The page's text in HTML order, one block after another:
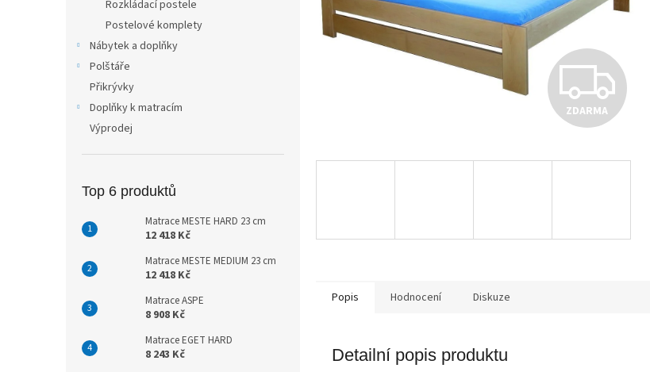
Rozkládací postele
Postelové komplety
Nábytek a doplňky
Polštáře
Přikrývky
Doplňky k matracím
Výprodej
Top 6 produktů
Matrace MESTE HARD 23 cm
12 418 Kč
Matrace MESTE MEDIUM 23 cm
12 418 Kč
Matrace ASPE
8 908 Kč
Matrace EGET HARD
8 243 Kč
Z
D
R
ZDARMA
Popis Hodnocení Diskuze
Detailní popis produktu